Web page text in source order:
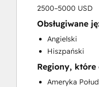
Website Design
Website
2500–5000 USD
Obsługiwane
Angielski
Hiszpański
Regiony, które
Ameryka